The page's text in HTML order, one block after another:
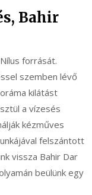
Bahir
forrását.
szemben lévő
kilátást
a vízesés
kézműves
felszántott
vissza Bahir Dar
beülünk egy